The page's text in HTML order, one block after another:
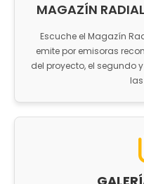
MAGAZÍN
Escuche el Magazín
emite por emisoras
del proyecto, el segundo
las